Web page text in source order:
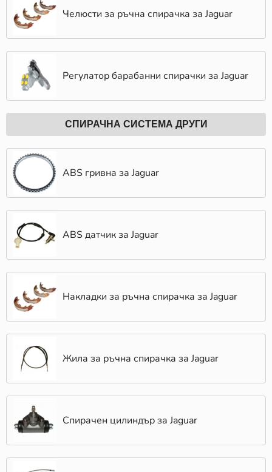
Челюсти за ръчна спирачка за Jaguar
Регулатор барабанни спирачки за Jaguar
СПИРАЧНА СИСТЕМА ДРУГИ
ABS гривна за Jaguar
ABS датчик за Jaguar
Накладки за ръчна спирачка за Jaguar
Жила за ръчна спирачка за Jaguar
Спирачен цилиндър за Jaguar